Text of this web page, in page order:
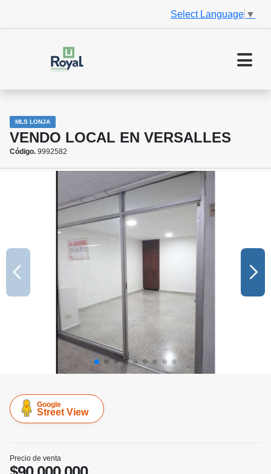
Select Language ▼
MLS LONJA
VENDO LOCAL EN VERSALLES
Código. 9992582
Google
Street View
Precio de venta